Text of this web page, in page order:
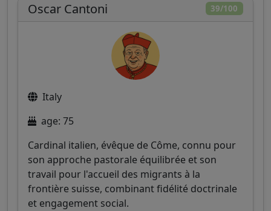
39/100
Oscar Cantoni
Italy
age: 75
Cardinal italien, évêque de Côme, connu pour
son approche pastorale équilibrée et son
travail pour l'accueil des migrants à la
frontière suisse, combinant fidélité doctrinale
et engagement social.